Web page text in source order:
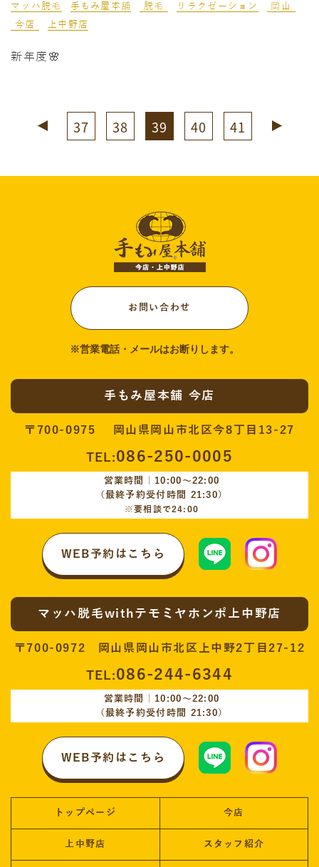
マッハ脱毛 手もみ屋本舗 脱毛 リラクゼーション
岡山
今店
上中野店
新年度🌸
37 38 39 40 41
お問い合わせ
手もみ屋本舗 今店
〒700-0975 岡山県岡山市北区今8丁目13-27
TEL:086-250-0005
営業時間｜10:00〜22:00
（最終予約受付時間 21:30）
※要相談で24:00
WEB予約はこちら
マッハ脱毛withテモミヤホンポ上中野店
〒700-0972 岡山県岡山市北区上中野2丁目27-12
TEL:086-244-6344
営業時間｜10:00〜22:00
（最終予約受付時間 21:30）
WEB予約はこちら
トップページ 今店
上中野店 スタッフ紹介